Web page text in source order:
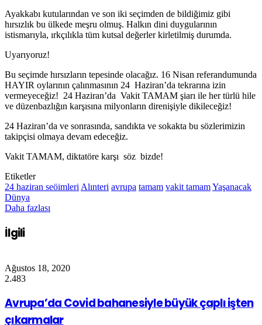
Ayakkabı kutularından ve son iki seçimden de bildiğimiz gibi
hırsızlık bu ülkede meşru olmuş. Halkın dini duygularının
istismarıyla, ırkçılıkla tüm kutsal değerler kirletilmiş durumda.
Uyarıyoruz!
Bu seçimde hırsızların tepesinde olacağız. 16 Nisan referandumunda
HAYIR oylarının çalınmasının 24 Haziran’da tekrarına izin
vermeyeceğiz! 24 Haziran’da Vakit TAMAM şiarı ile her türlü hile
ve düzenbazlığın karşısına milyonların direnişiyle dikileceğiz!
24 Haziran’da ve sonrasında, sandıkta ve sokakta bu sözlerimizin
takipçisi olmaya devam edeceğiz.
Vakit TAMAM, diktatöre karşı söz bizde!
Etiketler
24 haziran seöimleri Alınteri avrupa tamam vakit tamamYaşanacak
Dünya
Daha fazlası
İlgili
Ağustos 18, 2020
2.483
Avrupa’da Covid bahanesiyle büyük çaplı işten
çıkarmalar